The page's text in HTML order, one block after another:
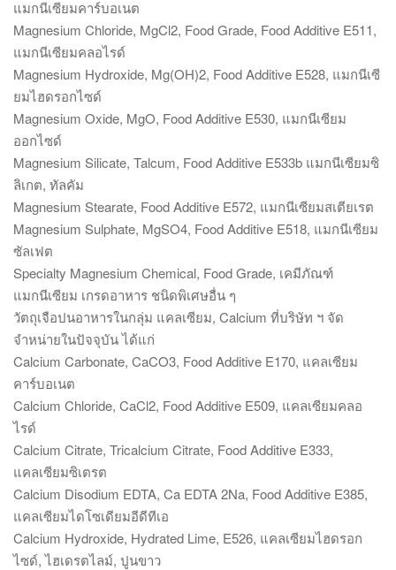
แมกนีเซียมคาร์บอเนต
Magnesium Chloride, MgCl2, Food Grade, Food Additive E511,
แมกนีเซียมคลอไรด์
Magnesium Hydroxide, Mg(OH)2, Food Additive E528, แมกนีเซี
ยมไฮดรอกไซด์
Magnesium Oxide, MgO, Food Additive E530, แมกนีเซียม
ออกไซด์
Magnesium Silicate, Talcum, Food Additive E533b แมกนีเซียมซิ
ลิเกต, ทัลคัม
Magnesium Stearate, Food Additive E572, แมกนีเซียมสเตียเรต
Magnesium Sulphate, MgSO4, Food Additive E518, แมกนีเซียม
ซัลเฟต
Specialty Magnesium Chemical, Food Grade, เคมีภัณฑ์
แมกนีเซียม เกรดอาหาร ชนิดพิเศษอื่น ๆ
วัตถุเจือปนอาหารในกลุ่ม แคลเซียม, Calcium ที่บริษัท ฯ จัด
จำหน่ายในปัจจุบัน ได้แก่
Calcium Carbonate, CaCO3, Food Additive E170, แคลเซียม
คาร์บอเนต
Calcium Chloride, CaCl2, Food Additive E509, แคลเซียมคลอ
ไรด์
Calcium Citrate, Tricalcium Citrate, Food Additive E333,
แคลเซียมซิเตรต
Calcium Disodium EDTA, Ca EDTA 2Na, Food Additive E385,
แคลเซียมไดโซเดียมอีดีทีเอ
Calcium Hydroxide, Hydrated Lime, E526, แคลเซียมไฮดรอก
ไซด์, ไฮเดรตไลม์, ปูนขาว